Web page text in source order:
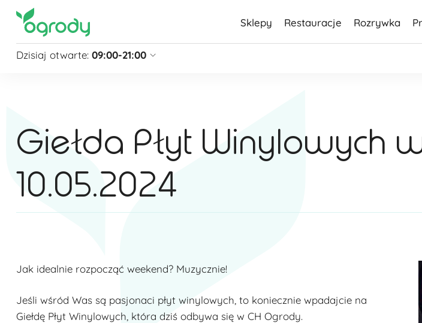
Sklepy Restauracje Rozrywka
Dzisiaj otwarte: 09:00-21:00
zobacz więcej »
Giełda Płyt Winylowych
10.05.2024
Jak idealnie rozpocząć weekend? Muzycznie!
Jeśli wśród Was są pasjonaci płyt winylowych, to koniecznie wpadajcie na
Giełdę Płyt Winylowych, która dziś odbywa się w CH Ogrody.